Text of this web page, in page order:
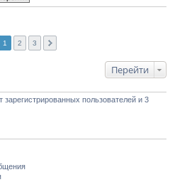
1 2 3
Перейти
пользователей и 3